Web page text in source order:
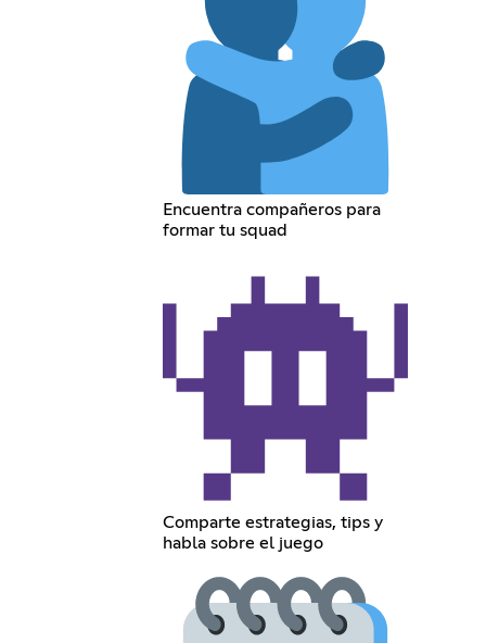
Encuentra compañeros para
formar tu squad
Comparte estrategias, tips y
habla sobre el juego